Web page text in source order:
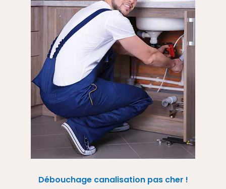
Débouchage canalisation pas cher !